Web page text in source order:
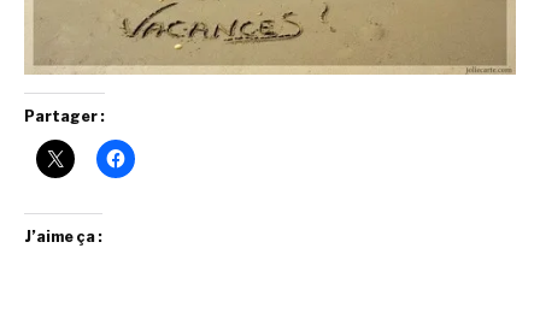
Partager :
J’aime ça :